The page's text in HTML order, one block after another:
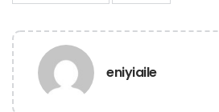
eniyiaile